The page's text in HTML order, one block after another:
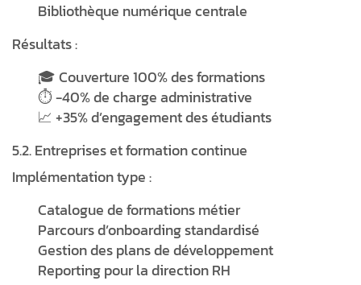
Bibliothèque numérique centrale
Résultats :
🎓 Couverture 100% des formations
⏱️ -40% de charge administrative
📈 +35% d’engagement des étudiants
5.2. Entreprises et formation continue
Implémentation type :
Catalogue de formations métier
Parcours d’onboarding standardisé
Gestion des plans de développement
Reporting pour la direction RH